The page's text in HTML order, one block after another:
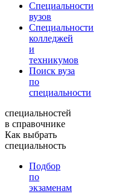
Специальности
вузов
Специальности
колледжей
и
техникумов
Поиск вуза
по
специальности
специальностей
в справочнике
Как выбрать
специальность
Подбор
по
экзаменам